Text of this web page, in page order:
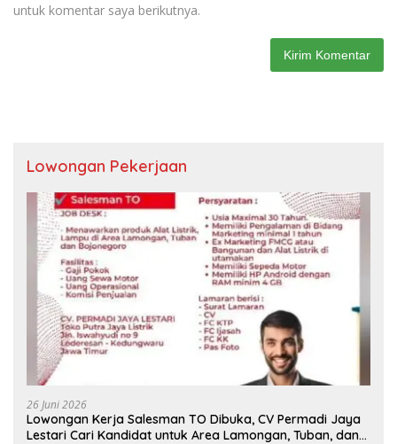
untuk komentar saya berikutnya.
Lowongan Pekerjaan
26 Juni 2026
Lowongan Kerja Salesman TO Dibuka, CV Permadi Jaya
Lestari Cari Kandidat untuk Area Lamongan, Tuban, dan